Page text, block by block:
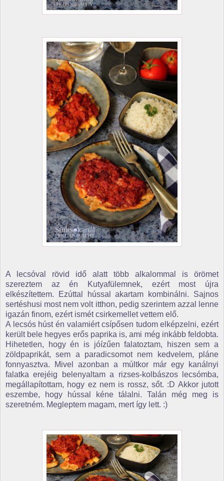
A lecsóval rövid idő alatt több alkalommal is örömet
szereztem az én Kutyafülemnek, ezért most újra
elkészítettem. Ezúttal hússal akartam kombinálni. Sajnos
sertéshusi most nem volt itthon, pedig szerintem azzal lenne
igazán finom, ezért ismét csirkemellet vettem elő.
A lecsós húst én valamiért csípősen tudom elképzelni, ezért
került bele hegyes erős paprika is, ami még inkább feldobta.
Hihetetlen, hogy én is jóízűen falatoztam, hiszen sem a
zöldpaprikát, sem a paradicsomot nem kedvelem, pláne
fonnyasztva. Mivel azonban a múltkor már egy kanálnyi
falatka erejéig belenyaltam a rizses-kolbászos lecsómba,
megállapítottam, hogy ez nem is rossz, sőt. :D Akkor jutott
eszembe, hogy hússal kéne tálalni. Talán még meg is
szeretném. Megleptem magam, mert így lett. :)